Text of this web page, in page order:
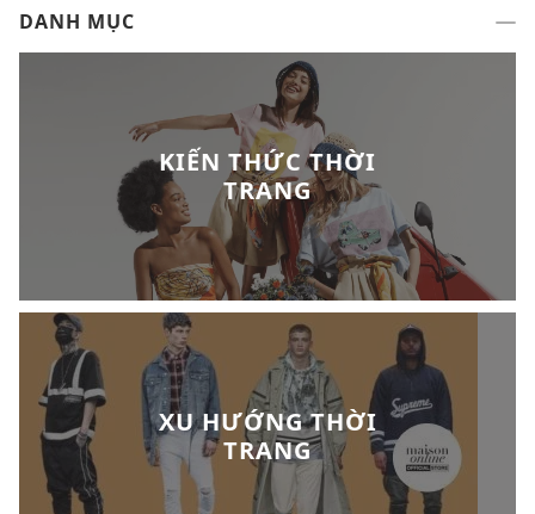
DANH MỤC
KIẾN THỨC THỜI
TRANG
XU HƯỚNG THỜI
TRANG